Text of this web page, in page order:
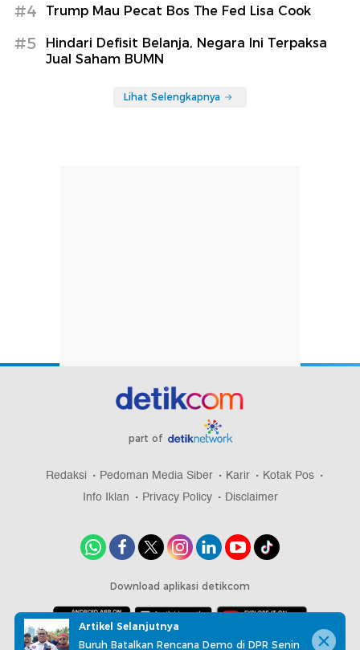
#4 Trump Mau Pecat Bos The Fed Lisa Cook
#5
Hindari Defisit Belanja, Negara Ini Terpaksa
Jual Saham BUMN
Lihat Selengkapnya
part of
Redaksi Pedoman Media Siber Karir
Kotak Pos
Info Iklan
Privacy Policy Disclaimer
Download aplikasi detikcom
Artikel Selanjutnya
Buruh Batalkan Rencana Demo di DPR Senin